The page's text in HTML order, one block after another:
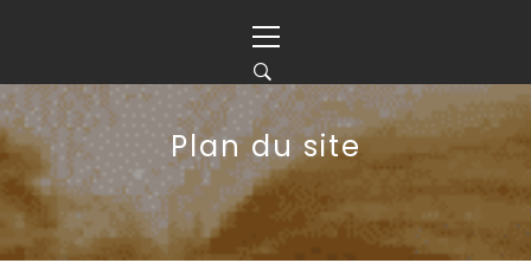
to
content
Menu
Plan du site